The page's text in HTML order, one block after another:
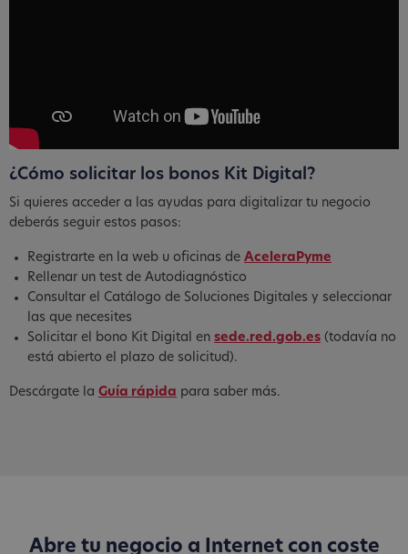
¿Cómo solicitar los bonos Kit Digital?
Si quieres acceder a las ayudas para digitalizar tu negocio
deberás seguir estos pasos:
Registrarte en la web u oficinas de AceleraPyme
Rellenar un test de Autodiagnóstico
Consultar el Catálogo de Soluciones Digitales y seleccionar
las que necesites
Solicitar el bono Kit Digital en sede.red.gob.es (todavía no
está abierto el plazo de solicitud).
Descárgate la Guía rápida para saber más.
Abre tu negocio a Internet con coste